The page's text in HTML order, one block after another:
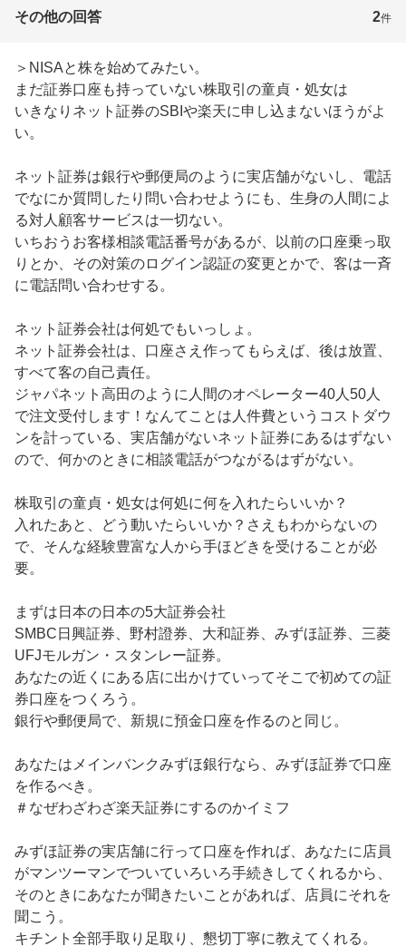
その他の回答 2件
＞NISAと株を始めてみたい。
まだ証券口座も持っていない株取引の童貞・処女は
いきなりネット証券のSBIや楽天に申し込まないほうがよ
い。
ネット証券は銀行や郵便局のように実店舗がないし、電話
でなにか質問したり問い合わせようにも、生身の人間によ
る対人顧客サービスは一切ない。
いちおうお客様相談電話番号があるが、以前の口座乗っ取
りとか、その対策のログイン認証の変更とかで、客は一斉
に電話問い合わせする。
ネット証券会社は何処でもいっしょ。
ネット証券会社は、口座さえ作ってもらえば、後は放置、
すべて客の自己責任。
ジャパネット高田のように人間のオペレーター40人50人
で注文受付します！なんてことは人件費というコストダウ
ンを計っている、実店舗がないネット証券にあるはずない
ので、何かのときに相談電話がつながるはずがない。
株取引の童貞・処女は何処に何を入れたらいいか？
入れたあと、どう動いたらいいか？さえもわからないの
で、そんな経験豊富な人から手ほどきを受けることが必
要。
まずは日本の日本の5大証券会社
SMBC日興証券、野村證券、大和証券、みずほ証券、三菱
UFJモルガン・スタンレー証券。
あなたの近くにある店に出かけていってそこで初めての証
券口座をつくろう。
銀行や郵便局で、新規に預金口座を作るのと同じ。
あなたはメインバンクみずほ銀行なら、みずほ証券で口座
を作るべき。
＃なぜわざわざ楽天証券にするのかイミフ
みずほ証券の実店舗に行って口座を作れば、あなたに店員
がマンツーマンでついていろいろ手続きしてくれるから、
そのときにあなたが聞きたいことがあれば、店員にそれを
聞こう。
キチント全部手取り足取り、懇切丁寧に教えてくれる。